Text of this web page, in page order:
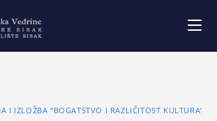
I IZLOŽBA “BOGATSTVO I RAZLIČITOST KULTURA” U